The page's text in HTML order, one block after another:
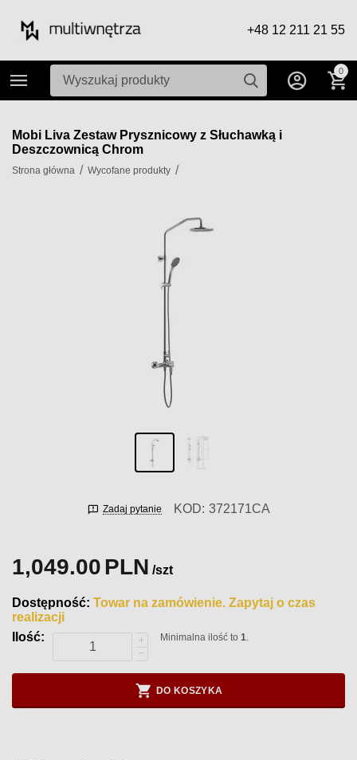
+48 12 211 21 55
0
Mobi Liva Zestaw Prysznicowy z Słuchawką i
Deszczownicą Chrom
Strona główna / Wycofane produkty /
Zadaj pytanie KOD: 372171CA
1,049.00PLN /szt
Dostępność: Towar na zamówienie. Zapytaj o czas
realizacji
Ilość:
+
−
Minimalna ilość to1.
DO KOSZYKA